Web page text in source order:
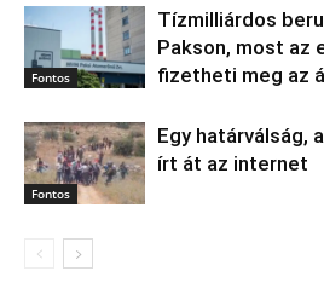
Fontos
Tízmilliárdos
Pakson, most az
fizetheti meg az
Fontos
Egy határválság,
írt át az internet